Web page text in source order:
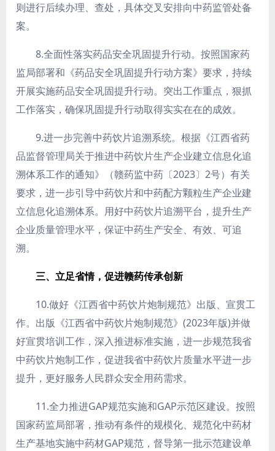
则进行后续办理、查处，具体交叉安排向中药监管处备
案。
8.全面性落实药品安全巩固提升行动。 按照国家药
监局部署和《药品安全巩固提升行动方案》要求，持续
开展实施药品安全巩固提升行动。突出工作重点，狠抓
工作落实，确保巩固提升行动取得实实在在的成效。
9.进一步完善中药饮片追溯系统。 根据《江西省药
品监督管理局关于推进中药饮片生产企业建立信息化追
溯体系工作的通知》（赣药监中药〔2023〕2号）有关
要求，进一步引导中药饮片和中药配方颗粒生产企业建
立信息化追溯体系。用好中药饮片追溯平台，提升生产
企业质量管理水平，保证中药生产安全、有效、可追
溯。
三、立足省情，促进赣药传承创新
10.做好《江西省中药饮片炮制规范》出版、宣贯工
作。 出版《江西省中药饮片炮制规范》(2023年版)并做
好宣贯培训工作，深入推进标准实施，进一步规范我省
中药饮片炮制工作，促进我省中药饮片质量水平进一步
提升，更好服务人民群众安全用药需求。
11.全力推进GAP规范实施和GAP示范区建设。 按照
国家药监局部署，推动有条件的规模化、规范化中药材
生产基地实施中药材GAP规范，督导第一批示范建设单